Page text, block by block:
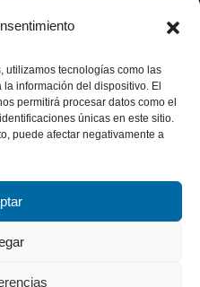
utilizamos tecnologías como las
información del dispositivo. El
permitirá procesar datos como el
únicas en este sitio.
puede afectar negativamente a
los derechos